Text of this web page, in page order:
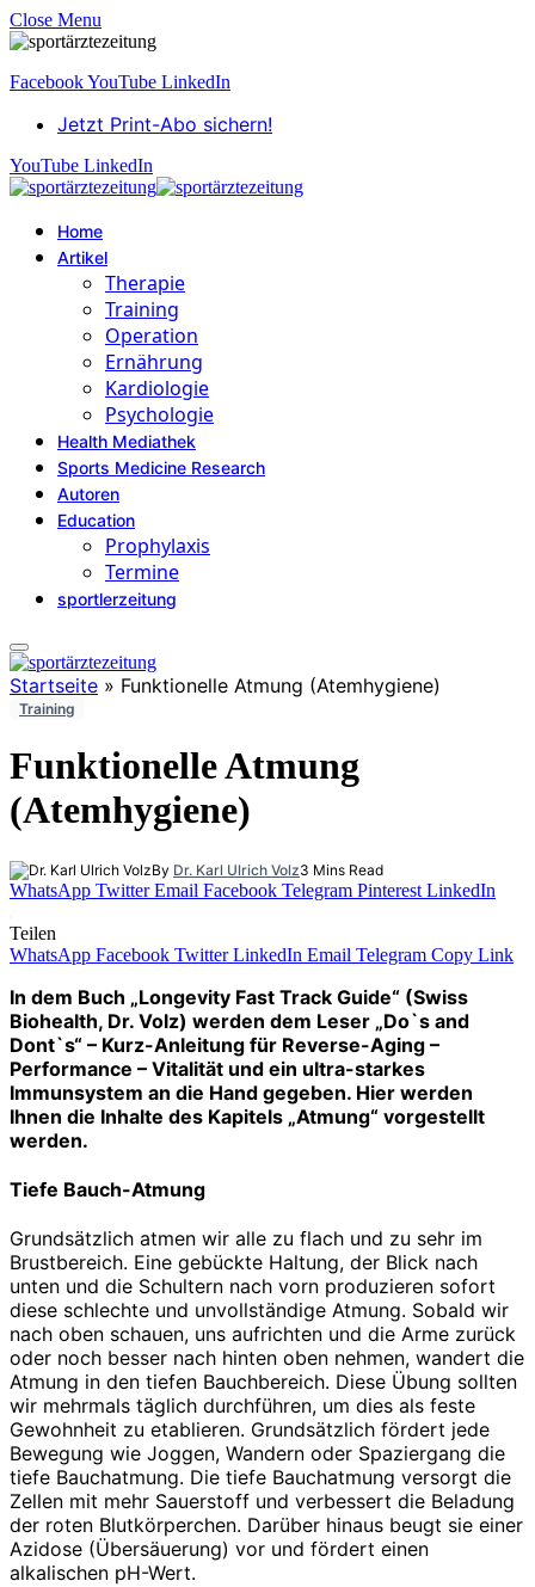
Close Menu
FacebookYouTube LinkedIn
Jetzt Print-Abo sichern!
YouTube LinkedIn
Home
Artikel
Therapie
Training
Operation
Ernährung
Kardiologie
Psychologie
Health Mediathek
Sports Medicine Research
Autoren
Education
Prophylaxis
Termine
sportlerzeitung
Startseite » Funktionelle Atmung (Atemhygiene)
Training
Funktionelle Atmung
(Atemhygiene)
By Dr. Karl Ulrich Volz3 Mins Read
WhatsApp Twitter Email Facebook Telegram Pinterest LinkedIn
Teilen
WhatsApp Facebook Twitter LinkedIn Email Telegram Copy Link
In dem Buch „Longevity Fast Track Guide“ (Swiss
Biohealth, Dr. Volz) werden dem Leser „Do`s and
Dont`s“ – Kurz-Anleitung für Reverse-Aging –
Performance – Vitalität und ein ultra-starkes
Immunsystem an die Hand gegeben. Hier werden
Ihnen die Inhalte des Kapitels „Atmung“ vorgestellt
werden.
Tiefe Bauch-Atmung
Grundsätzlich atmen wir alle zu flach und zu sehr im
Brustbereich. Eine gebückte Haltung, der Blick nach
unten und die Schultern nach vorn produzieren sofort
diese schlechte und unvollständige Atmung. Sobald wir
nach oben schauen, uns aufrichten und die Arme zurück
oder noch besser nach hinten oben nehmen, wandert die
Atmung in den tiefen Bauchbereich. Diese Übung sollten
wir mehrmals täglich durchführen, um dies als feste
Gewohnheit zu etablieren. Grundsätzlich fördert jede
Bewegung wie Joggen, Wandern oder Spaziergang die
tiefe Bauchatmung. Die tiefe Bauchatmung versorgt die
Zellen mit mehr Sauerstoff und verbessert die Beladung
der roten Blutkörperchen. Darüber hinaus beugt sie einer
Azidose (Übersäuerung) vor und fördert einen
alkalischen pH-Wert.